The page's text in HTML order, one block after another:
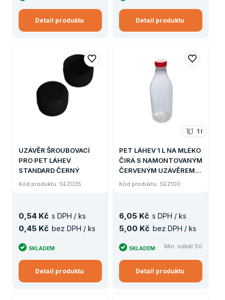
Detail produktu Detail produktu
UZÁVĚR ŠROUBOVACÍ
PRO PET LÁHEV
STANDARD ČERNÝ
Kód produktu: SEZ035
0 54 Kč s DPH / ks
0 45 Kč bez DPH / ks
SKLADEM
Detail produktu
PET LÁHEV 1 L NA MLÉKO
ČIRÁ S NAMONTOVANÝM
ČERVENÝM UZÁVĚREM
(50 ks)
Kód produktu: SEZ100
1 l
6 05 Kč s DPH / ks
5 00 Kč bez DPH / ks
SKLADEM Min. odběr 50
Detail produktu